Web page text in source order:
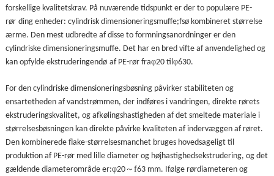
forskellige kvalitetskrav. På nuværende tidspunkt er der to populære PE-
rør ding enheder: cylindrisk dimensioneringsmuffe;fsø kombineret størrelse
ærme. Den mest udbredte af disse to formningsanordninger er den
cylindriske dimensioneringsmuffe. Det har en bred vifte af anvendelighed og
kan opfylde ekstruderingendø af PE-rør fraφ20 tilφ630.
For den cylindriske dimensioneringsbøsning påvirker stabiliteten og
ensartetheden af ​​vandstrømmen, der indføres i vandringen, direkte rørets
ekstruderingskvalitet, og afkølingshastigheden af ​​det smeltede materiale i
størrelsesbøsningen kan direkte påvirke kvaliteten af ​​indervæggen af røret.
Den kombinerede flake-størrelsesmanchet bruges hovedsageligt til
produktion af PE-rør med lille diameter og højhastighedsekstrudering, og det
gældende diameterområde er:φ20～f63 mm. Ifølge rørdiameteren og